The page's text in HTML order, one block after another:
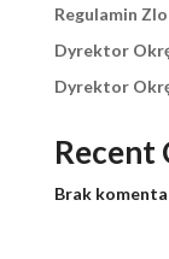
Regulamin
Dyrektor
Dyrektor
Recent
Brak